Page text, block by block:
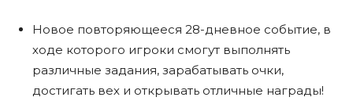
Новое повторяющееся 28-дневное событие, в
ходе которого игроки смогут выполнять
различные задания, зарабатывать очки,
достигать вех и открывать отличные награды!